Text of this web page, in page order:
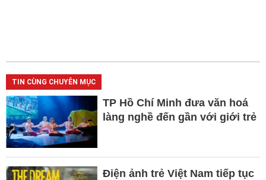
TIN CÙNG CHUYÊN MỤC
TP Hồ Chí Minh đưa văn hoá
làng nghề đến gần với giới trẻ
Điện ảnh trẻ Việt Nam tiếp tục